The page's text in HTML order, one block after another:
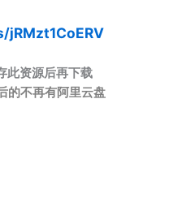
此资源后再下载
的不再有阿里云盘